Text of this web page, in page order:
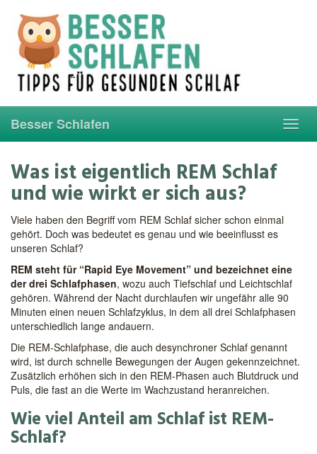
main
content
Besser Schlafen
Was ist eigentlich REM Schlaf
und wie wirkt er sich aus?
Viele haben den Begriff vom REM Schlaf sicher schon einmal
gehört. Doch was bedeutet es genau und wie beeinflusst es
unseren Schlaf?
REM steht für “Rapid Eye Movement” und bezeichnet eine
der drei Schlafphasen, wozu auch Tiefschlaf und Leichtschlaf
gehören. Während der Nacht durchlaufen wir ungefähr alle 90
Minuten einen neuen Schlafzyklus, in dem all drei Schlafphasen
unterschiedlich lange andauern.
Die REM-Schlafphase, die auch desynchroner Schlaf genannt
wird, ist durch schnelle Bewegungen der Augen gekennzeichnet.
Zusätzlich erhöhen sich in den REM-Phasen auch Blutdruck und
Puls, die fast an die Werte im Wachzustand heranreichen.
Wie viel Anteil am Schlaf ist REM-
Schlaf?